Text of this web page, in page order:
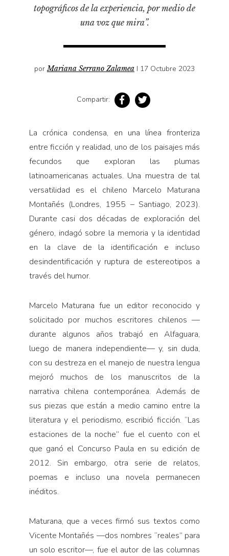
Voces y lecturas
topográficos de la experiencia, por medio de
una voz que mira”.
porMariana Serrano Zalamea I 17 Octubre 2023
Compartir:
La crónica condensa, en una línea fronteriza
entre ficción y realidad, uno de los paisajes más
fecundos que exploran las plumas
latinoamericanas actuales. Una muestra de tal
versatilidad es el chileno Marcelo Maturana
Montañés (Londres, 1955 – Santiago, 2023).
Durante casi dos décadas de exploración del
género, indagó sobre la memoria y la identidad
en la clave de la identificación e incluso
desindentificación y ruptura de estereotipos a
través del humor.
Marcelo Maturana fue un editor reconocido y
solicitado por muchos escritores chilenos —
durante algunos años trabajó en Alfaguara,
luego de manera independiente— y, sin duda,
con su destreza en el manejo de nuestra lengua
mejoró muchos de los manuscritos de la
narrativa chilena contemporánea. Además de
sus piezas que están a medio camino entre la
literatura y el periodismo, escribió ficción. “Las
estaciones de la noche” fue el cuento con el
que ganó el Concurso Paula en su edición de
2012. Sin embargo, otra serie de relatos,
poemas e incluso una novela permanecen
inéditos.
Maturana, que a veces firmó sus textos como
Vicente Montañés —dos nombres “reales” para
un solo escritor—, fue el autor de las columnas